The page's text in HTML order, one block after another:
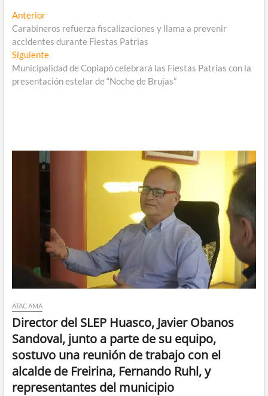
Navegación
de
entradas
AnteriorEntrada
anterior:
Carabineros refuerza fiscalizaciones y llama a prevenir
accidentes durante Fiestas Patrias
SiguienteEntrada
siguiente:
Municipalidad de Copiapó celebrará las Fiestas Patrias con la
presentación estelar de “Noche de Brujas”
ATACAMA
Director del SLEP Huasco, Javier Obanos
Sandoval, junto a parte de su equipo,
sostuvo una reunión de trabajo con el
alcalde de Freirina, Fernando Ruhl, y
representantes del municipio